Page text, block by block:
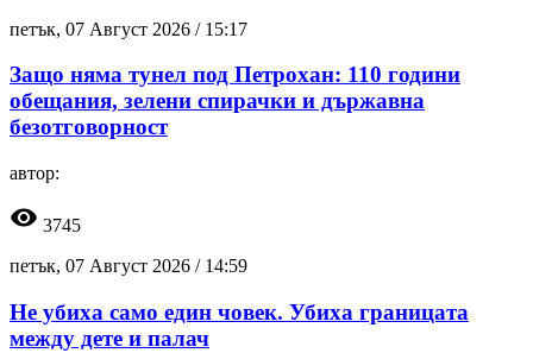
петък, 07 Август 2026 / 15:17
Защо няма тунел под Петрохан: 110 години
обещания, зелени спирачки и държавна
безотговорност
автор:
visibility 3745
петък, 07 Август 2026 / 14:59
Не убиха само един човек. Убиха границата
между дете и палач